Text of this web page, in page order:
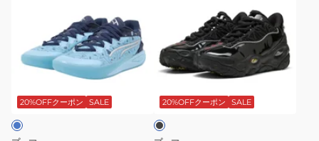
テ
ー
WINGS
ラ
ス)STEWIE
31274401
20%OFFクーポン SALE
FRANCEFURIOUS
C
31403301
20%OFFクーポン SALE
ブ
ラ
ッ